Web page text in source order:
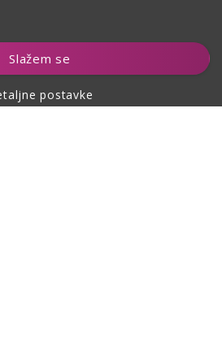
Slažem se
postavke
u košaricu